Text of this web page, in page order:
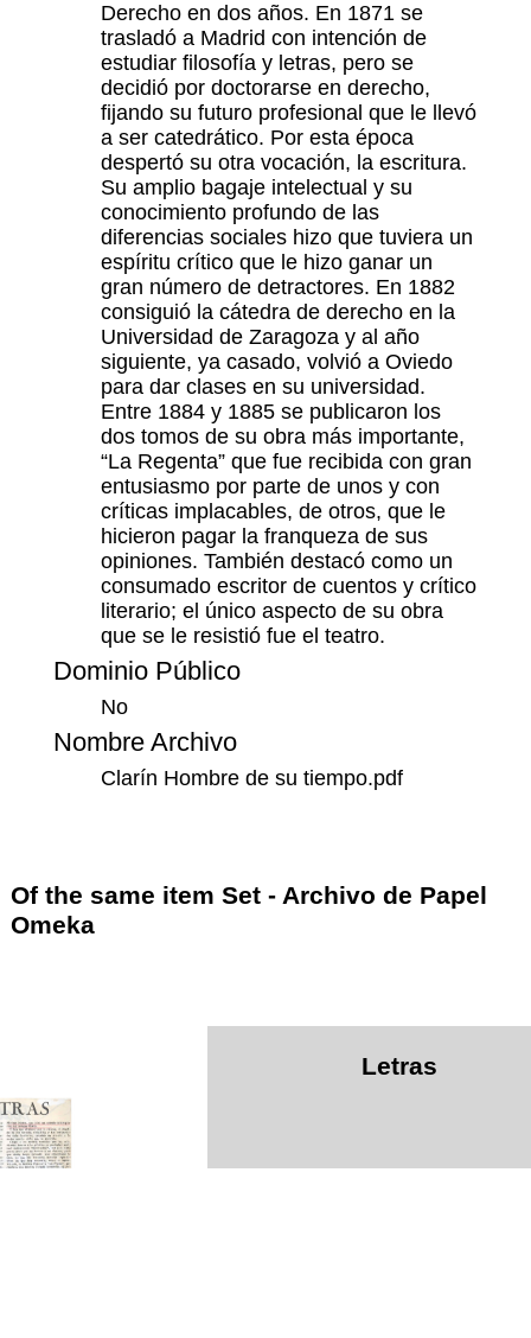
Derecho en dos años. En 1871 se
trasladó a Madrid con intención de
estudiar filosofía y letras, pero se
decidió por doctorarse en derecho,
fijando su futuro profesional que le llevó
a ser catedrático. Por esta época
despertó su otra vocación, la escritura.
Su amplio bagaje intelectual y su
conocimiento profundo de las
diferencias sociales hizo que tuviera un
espíritu crítico que le hizo ganar un
gran número de detractores. En 1882
consiguió la cátedra de derecho en la
Universidad de Zaragoza y al año
siguiente, ya casado, volvió a Oviedo
para dar clases en su universidad.
Entre 1884 y 1885 se publicaron los
dos tomos de su obra más importante,
“La Regenta” que fue recibida con gran
entusiasmo por parte de unos y con
críticas implacables, de otros, que le
hicieron pagar la franqueza de sus
opiniones. También destacó como un
consumado escritor de cuentos y crítico
literario; el único aspecto de su obra
que se le resistió fue el teatro.
Dominio Público
No
Nombre Archivo
Clarín Hombre de su tiempo.pdf
Of the same item Set - Archivo de Papel
Omeka
Letras